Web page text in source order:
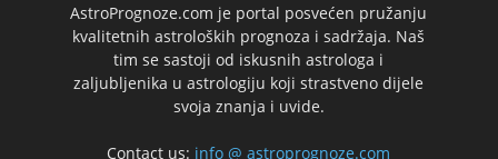
AstroPrognoze.com je portal posvećen pružanju
kvalitetnih astroloških prognoza i sadržaja. Naš
tim se sastoji od iskusnih astrologa i
zaljubljenika u astrologiju koji strastveno dijele
svoja znanja i uvide.
Contact us: info @ astroprognoze.com